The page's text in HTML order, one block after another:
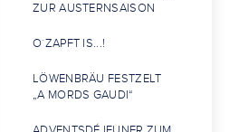
ZUR AUSTERNSAISON
O´ZAPFT IS...!
LÖWENBRÄU FESTZELT
„A MORDS GAUDI“